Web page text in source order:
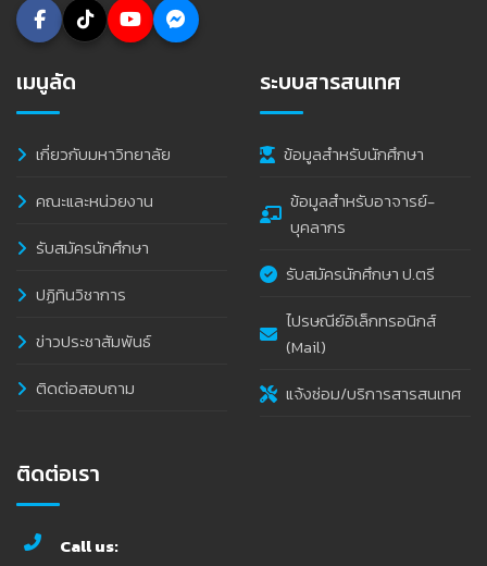
เมนูลัด
เกี่ยวกับมหาวิทยาลัย
คณะและหน่วยงาน
รับสมัครนักศึกษา
ปฏิทินวิชาการ
ข่าวประชาสัมพันธ์
ติดต่อสอบถาม
ระบบสารสนเทศ
ข้อมูลสำหรับนักศึกษา
ข้อมูลสำหรับอาจารย์-
บุคลากร
รับสมัครนักศึกษา ป.ตรี
ไปรษณีย์อิเล็กทรอนิกส์
(Mail)
แจ้งซ่อม/บริการสารสนเทศ
ติดต่อเรา
Call us: